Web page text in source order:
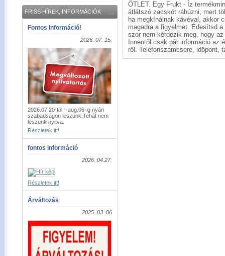
FRISS HÍREK, INFORMÁCIÓK
Fontos Információ!
2026. 07. 15.
2026.07.20-tól --aug.06-ig nyári
szabadságon leszünk.Tehát nem
leszünk nyitva.
Részletek itt!
fontos információ
2026. 04.27.
Részletek itt!
Árváltozás
2025. 03. 06
ÖTLET. Egy Frukt - Íz
átlátszó zacskót ráhúzni, mert
ha megkínálnak kávéval, akkor
magadra a figyelmet. Édesítsd
szor nem kérdezik meg, hogy
Innentől csak pár információ
ről. Telefonszámcsere, időpont,